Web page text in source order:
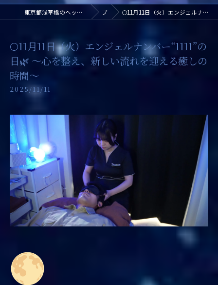
東京都浅草橋のヘッドスパなら浅草橋ドライヘッドスパ専門店アリエス ブログ 🌕11月11日（火）エンジェルナンバー“1111”の日🌿 ～心を整え、新しい流れを迎える癒しの時間～
🌕11月11日（火）エンジェルナンバー“1111”の
日🌿 ～心を整え、新しい流れを迎える癒しの
時間～
2025/11/11